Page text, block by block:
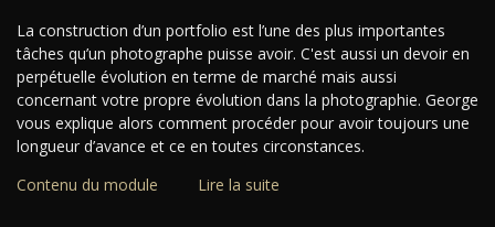
La construction d’un portfolio est l’une des plus importantes
tâches qu’un photographe puisse avoir. C'est aussi un devoir en
perpétuelle évolution en terme de marché mais aussi
concernant votre propre évolution dans la photographie. George
vous explique alors comment procéder pour avoir toujours une
longueur d’avance et ce en toutes circonstances.
Contenu du module
Lire la suite